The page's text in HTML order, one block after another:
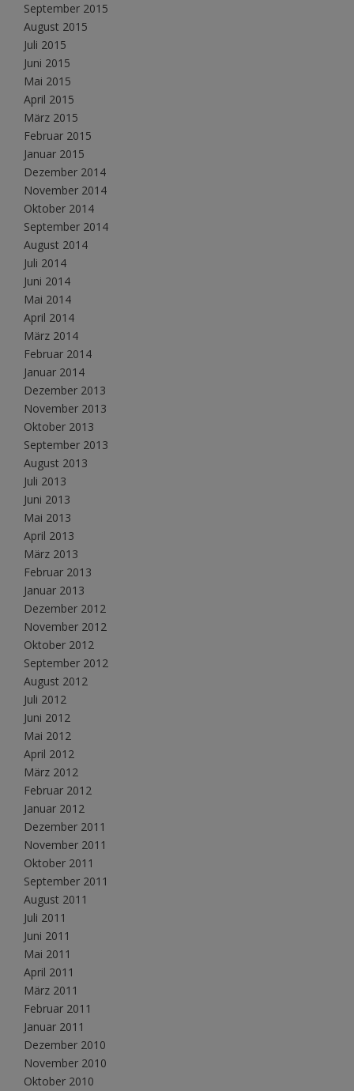
September 2015
August 2015
Juli 2015
Juni 2015
Mai 2015
April 2015
März 2015
Februar 2015
Januar 2015
Dezember 2014
November 2014
Oktober 2014
September 2014
August 2014
Juli 2014
Juni 2014
Mai 2014
April 2014
März 2014
Februar 2014
Januar 2014
Dezember 2013
November 2013
Oktober 2013
September 2013
August 2013
Juli 2013
Juni 2013
Mai 2013
April 2013
März 2013
Februar 2013
Januar 2013
Dezember 2012
November 2012
Oktober 2012
September 2012
August 2012
Juli 2012
Juni 2012
Mai 2012
April 2012
März 2012
Februar 2012
Januar 2012
Dezember 2011
November 2011
Oktober 2011
September 2011
August 2011
Juli 2011
Juni 2011
Mai 2011
April 2011
März 2011
Februar 2011
Januar 2011
Dezember 2010
November 2010
Oktober 2010